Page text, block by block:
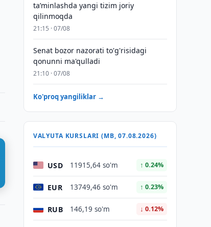
taʼminlashda yangi tizim joriy
qilinmoqda
21:15 · 07/08
Senat bozor nazorati to'g'risidagi
qonunni ma'qulladi
21:10 · 07/08
Ko'proq yangiliklar →
VALYUTA KURSLARI (MB, 07.08.2026)
USD 11915,64 so'm ↑ 0.24%
EUR 13749,46 so'm ↑ 0.23%
RUB 146,19 so'm ↓ 0.12%